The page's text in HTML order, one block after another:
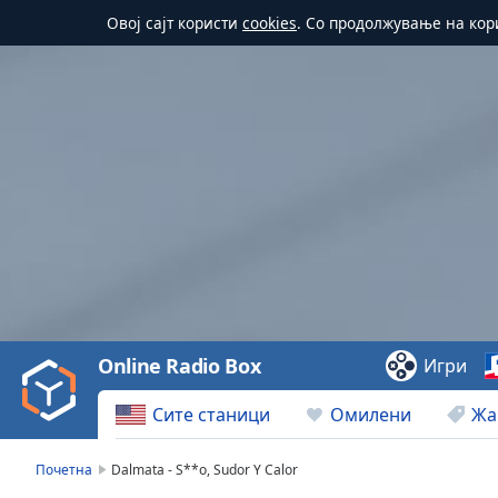
Овој сајт користи cookies. Со продолжување на
Video
Play
Backward
Skip
Сите станици Омилени
Online Radio Box Игри
Почетна Dalmata - S**o, Sudor Y Calor